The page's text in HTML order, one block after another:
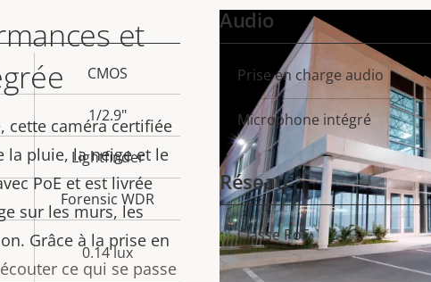
et
cette caméra certifiée
la pluie, la neige et le
PoE et est livrée
sur les murs, les
Grâce à la prise en
ce qui se passe
CMOS
1/2.9"
Lightfinder
Forensic WDR
0.14 lux
Audio
Description
de la
propriété
Valeur
de la
propriété
Prise en charge audio
Microphone intégré
Réseau
Description
de la
Valeur
de la
Classe PoE